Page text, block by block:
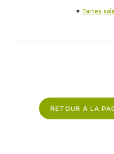
♥ Tartes
RETOUR À LA